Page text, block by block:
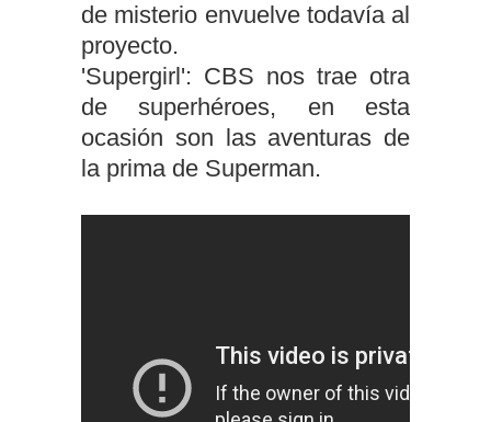
de misterio envuelve todavía al
proyecto.
'Supergirl': CBS nos trae otra
de superhéroes, en esta
ocasión son las aventuras de
la prima de Superman.